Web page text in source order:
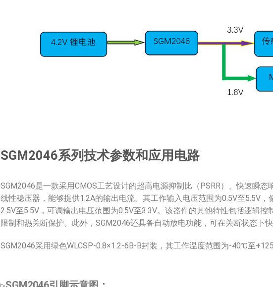
SGM2046系列技术参数和应用电路
SGM2046是一款采用CMOS工艺设计的超高电源抑制比（PSRR）、快速瞬态
线性稳压器，能够提供1.2A的输出电流。其工作输入电压范围为0.5V至5.5V，
2.5V至5.5V，可调输出电压范围为0.5V至3.3V。该器件的其他特性包括逻辑控
限制和热关断保护。此外，SGM2046还具备自动放电功能，可在关断状态下
SGM2046采用绿色WLCSP-0.8×1.2-6B-B封装，其工作温度范围为-40℃至